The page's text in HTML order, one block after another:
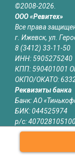
©2008-2026.
ООО «Ревитех»
Все права
г. Ижевск, ул.
8 (3412) 33-11-50
ИНН: 5905275240
КПП: 590401001
ОКПО/ОКАТО:
Реквизиты банка
Банк: АО
БИК: 044525974
р/с:
к/с:
Юридическая
Информация на